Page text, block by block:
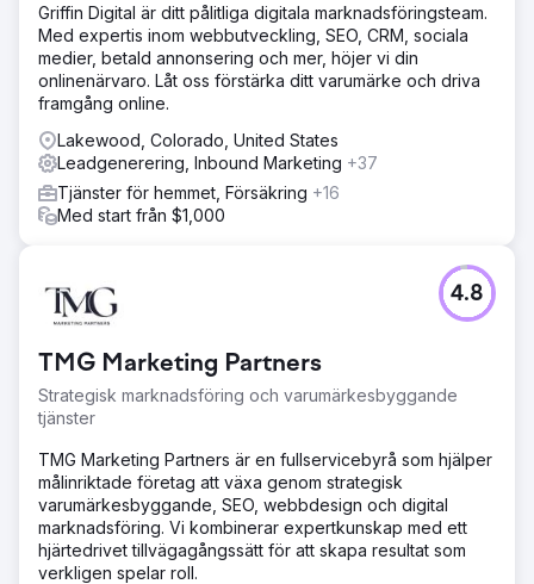
Griffin Digital är ditt pålitliga digitala marknadsföringsteam.
Med expertis inom webbutveckling, SEO, CRM, sociala
medier, betald annonsering och mer, höjer vi din
onlinenärvaro. Låt oss förstärka ditt varumärke och driva
framgång online.
Lakewood, Colorado, United States
Leadgenerering, Inbound Marketing +37
Tjänster för hemmet, Försäkring +16
Med start från $1,000
TMG Marketing Partners
Strategisk marknadsföring och varumärkesbyggande
tjänster
4.8
TMG Marketing Partners är en fullservicebyrå som hjälper
målinriktade företag att växa genom strategisk
varumärkesbyggande, SEO, webbdesign och digital
marknadsföring. Vi kombinerar expertkunskap med ett
hjärtedrivet tillvägagångssätt för att skapa resultat som
verkligen spelar roll.